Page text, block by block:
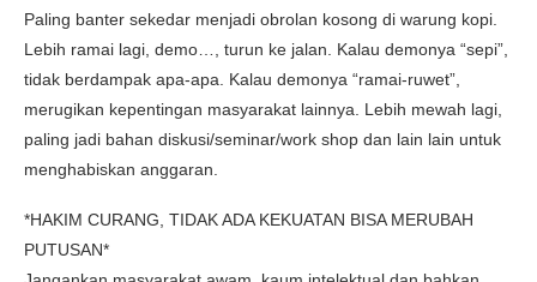
Paling banter sekedar menjadi obrolan kosong di warung kopi.
Lebih ramai lagi, demo…, turun ke jalan. Kalau demonya “sepi”,
tidak berdampak apa-apa. Kalau demonya “ramai-ruwet”,
merugikan kepentingan masyarakat lainnya. Lebih mewah lagi,
paling jadi bahan diskusi/seminar/work shop dan lain lain untuk
menghabiskan anggaran.
*HAKIM CURANG, TIDAK ADA KEKUATAN BISA MERUBAH
PUTUSAN*